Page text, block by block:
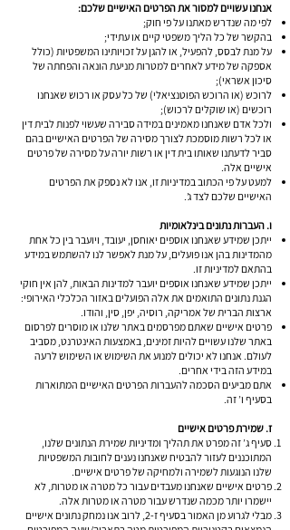
אנחנו עשויים למסור את הפרטים האישיים שלכם:
לפי מה שנדרש מאתנו על פי חוק;
בהקשר של כל הליך משפטי קיים או עתידי;
על מנת לבסס, להפעיל, או להגן על זכויותינו המשפטיות (כולל
אספקה של מידע לאחרים למטרות מניעת הונאה והפחתה של
סיכון אשראי);
לרוכש (או הרוכש הפוטנציאלי) של כל עסק או רכוש שאנחנו
רוכשים (או שוקלים לרכוש);
ולכל אדם שאנחנו מאמינים במידה סבירה שעשוי לפנות לבית דין
או לכל רשות מוסמכת לצורך מסירה של הפרטים האישיים בהם
סביר לדעתנו שאותו בית דין או רשות יורה על מסירה של פרטים
אישיים אלה.
למעט על פי הכתוב במדיניות זו, אנו לא נספק את הפרטים
האישיים שלכם לצד ג’.
ו. העברות נתונים בינלאומיות
ייתכן שמידע שאנחנו אוספים יאוחסן, יעובד, ויועבר בין כל אחת
מהמדינות בהן אנו פועלים, על מנת לאפשר לנו להשתמש במידע
בהתאם למדיניות זו.
ייתכן שמידע שאנחנו אוספים יועבר למדינות הבאות, להן אין חוקי
הגנת נתונים התואמים את אלה הפועלים באזור הכלכלי האירופי:
ארצות הברית של אמריקה, רוסיה, יפן, סין, והודו.
פרטים אישיים שאתם מפרסמים באתר שלנו או מוסרים לפרסום
באתר שלנו עשויים להיות זמינים, באמצעות האינטרנט, מסביב
לעולם. אנחנו לא יכולים למנוע את השימוש או השימוש לרעה
במידע הזה בידי אחרים.
אתם מביעים הסכמה להעברות הפרטים האישיים המתוארות
בסעיף ו’ זה.
ז. שמירת פרטים אישיים
סעיף ג’ זה מפרט את תהליך ומדיניות שמירת הנתונים שלנו,
המתוכננים לעזור להבטיח שאנחנו נענים לחובות המשפטיות
שלנו הנוגעות לשמירה ולמחיקה של פרטים אישיים.
פרטים אישיים שאנחנו מעבדים עבור כל מטרה או מטרות, לא
יישמרו יותר מכמה שנדרש עבור מטרה או מטרות אלה.
מבלי לגרוע מן האמור בסעיף ז-2, לרוב אנו נמחק נתונים אישיים